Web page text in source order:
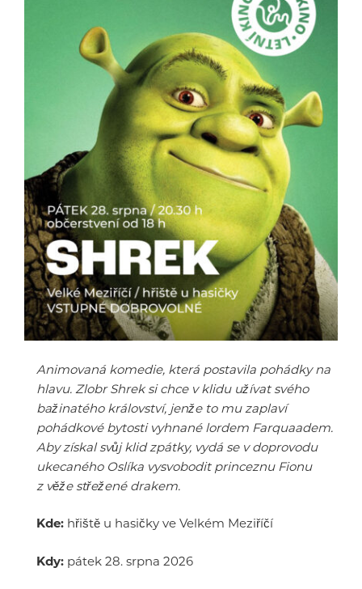
Animovaná komedie, která postavila pohádky na
hlavu. Zlobr Shrek si chce v klidu užívat svého
bažinatého království, jenže to mu zaplaví
pohádkové bytosti vyhnané lordem Farquaadem.
Aby získal svůj klid zpátky, vydá se v doprovodu
ukecaného Oslíka vysvobodit princeznu Fionu
z věže střežené drakem.
Kde: hřiště u hasičky ve Velkém Meziříčí
Kdy: pátek 28. srpna 2026